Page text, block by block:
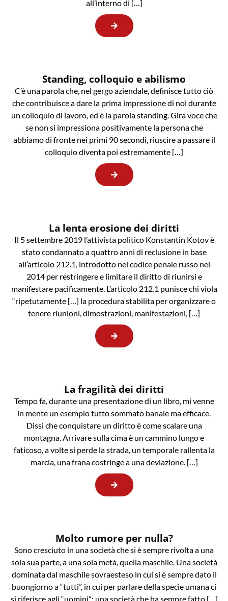
all’interno di […]
Standing, colloquio e abilismo
C’è una parola che, nel gergo aziendale, definisce tutto ciò
che contribuisce a dare la prima impressione di noi durante
un colloquio di lavoro, ed è la parola standing. Gira voce che
se non si impressiona positivamente la persona che
abbiamo di fronte nei primi 90 secondi, riuscire a passare il
colloquio diventa poi estremamente […]
La lenta erosione dei diritti
Il 5 settembre 2019 l’attivista politico Konstantin Kotov è
stato condannato a quattro anni di reclusione in base
all’articolo 212.1, introdotto nel codice penale russo nel
2014 per restringere e limitare il diritto di riunirsi e
manifestare pacificamente. L’articolo 212.1 punisce chi viola
“ripetutamente […] la procedura stabilita per organizzare o
tenere riunioni, dimostrazioni, manifestazioni, […]
La fragilità dei diritti
Tempo fa, durante una presentazione di un libro, mi venne
in mente un esempio tutto sommato banale ma efficace.
Dissi che conquistare un diritto è come scalare una
montagna. Arrivare sulla cima è un cammino lungo e
faticoso, a volte si perde la strada, un temporale rallenta la
marcia, una frana costringe a una deviazione. […]
Molto rumore per nulla?
Sono cresciuto in una società che si è sempre rivolta a una
sola sua parte, a una sola metà, quella maschile. Una società
dominata dal maschile sovraesteso in cui si è sempre dato il
buongiorno a “tutti”, in cui per parlare della specie umana ci
si riferisce agli “uomini”; una società che ha sempre fatto […]